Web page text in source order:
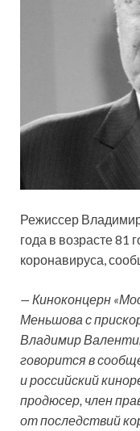
Режиссер
года в возрасте 81
коронавируса,
— Киноконцерн
Меньшова с
Владимир
говорится в
и российский
продюсер, член
от последствий